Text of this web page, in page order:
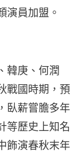
演員加盟。
韓庚、何潤
戰國時期，預
臥薪嘗膽多年
等歷史上知名
飾演春秋末年